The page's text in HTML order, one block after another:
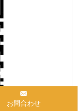
お問合わせ